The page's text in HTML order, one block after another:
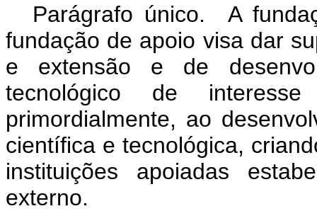
Parágrafo único. A
fundação de apoio visa dar
e extensão e de
tecnológico de
primordialmente, ao
científica e tecnológica,
instituições apoiadas
externo.